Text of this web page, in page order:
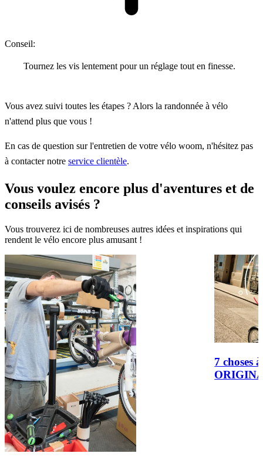
Conseil:
Tournez les vis lentement pour un réglage tout en finesse.
Vous avez suivi toutes les étapes ? Alors la randonnée à vélo
n'attend plus que vous !
En cas de question sur l'entretien de votre vélo woom, n'hésitez pas
à contacter notre service clientèle.
Vous voulez encore plus d'aventures et de
conseils avisés ?
Vous trouverez ici de nombreuses autres idées et inspirations qui
rendent le vélo encore plus amusant !
7 choses